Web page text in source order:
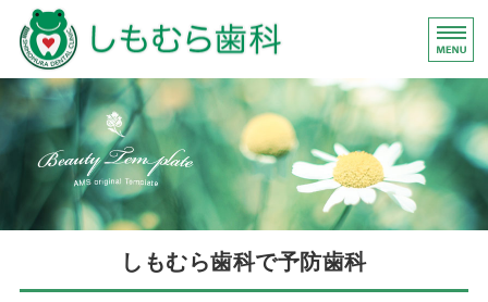
ホーム
診療内容
院長挨拶
アクセス
しもむら歯科で予防歯科